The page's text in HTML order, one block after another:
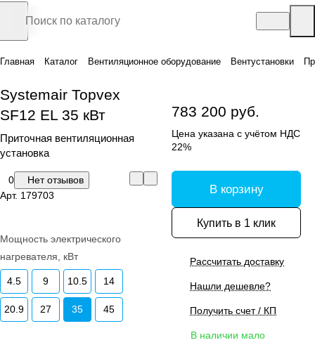
Главная Каталог Вентиляционное оборудование Вентустановки
Systemair Topvex
SF12 EL 35 кВт
Приточная вентиляционная
установка
0
Нет отзывов
Арт. 179703
Мощность электрического
нагревателя, кВт
4.5 9 10.5 14
20.9 27 35 45
783 200 руб.
Цена указана с учётом НДС
22%
В корзину
Купить в 1 клик
Рассчитать доставку
Нашли дешевле?
Получить счет / КП
В наличии мало